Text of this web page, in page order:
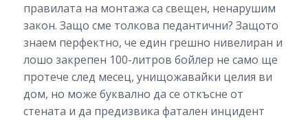
правилата на монтажа са свещен, ненарушим
закон. Защо сме толкова педантични? Защото
знаем перфектно, че един грешно нивелиран и
лошо закрепен 100-литров бойлер не само ще
протече след месец, унищожавайки целия ви
дом, но може буквално да се откъсне от
стената и да предизвика фатален инцидент